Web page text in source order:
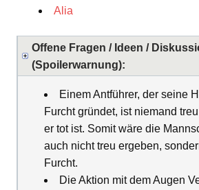
Alia
Offene Fragen / Ideen /
(Spoilerwarnung):
Einem Antführer, der seine
Furcht gründet, ist niemand
er tot ist. Somit wäre die
auch nicht treu ergeben,
Furcht.
Die Aktion mit dem Augen